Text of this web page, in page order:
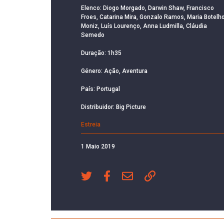
Elenco: Diogo Morgado, Darwin Shaw, Francisco
Froes, Catarina Mira, Gonzalo Ramos, Maria
Moniz, Luís Lourenço, Anna Ludmilla, Cláudia
Semedo
Duração: 1h35
Género: Ação, Aventura
País: Portugal
Distribuidor: Big Picture
Estreia
1 Maio 2019